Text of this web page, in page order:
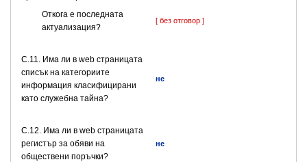
Откога е последната
актуализация?
[ без отговор ]
C.11. Има ли в web страницата
списък на категориите
информация класифицирани
като служебна тайна?
не
C.12. Има ли в web страницата
регистър за обяви на
обществени поръчки?
не